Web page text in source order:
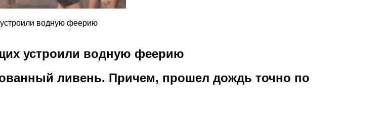
водную феерию
устроили водную феерию
ливень. Причем, прошел дождь точно по